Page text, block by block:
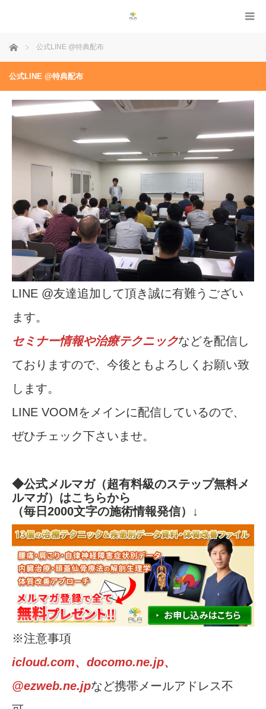
ホーム 公式LINE @特典配布
公式LINE @特典配布
LINE @友達追加して頂き誠に有難うござい
ます。
セミナー情報や治療テクニックなどを配信し
ておりますので、今後ともよろしくお願い致
します。
LINE VOOMをメインに配信しているので、
ぜひチェック下さいませ。
◆公式メルマガ（超有料級のステップ無料メ
ルマガ）はこちらから
（毎日2000文字の施術情報発信）↓
※注意事項
icloud.com、docomo.ne.jp、
@ezweb.ne.jpなど携帯メールアドレス不